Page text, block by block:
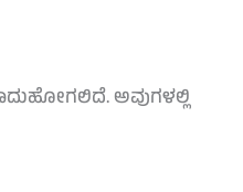
ಅವುಗಳಲ್ಲಿ